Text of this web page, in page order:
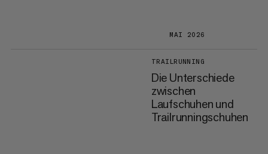
MAI 2026
TRAILRUNNING
Die Unterschiede
zwischen
Laufschuhen und
Trailrunningschuhen